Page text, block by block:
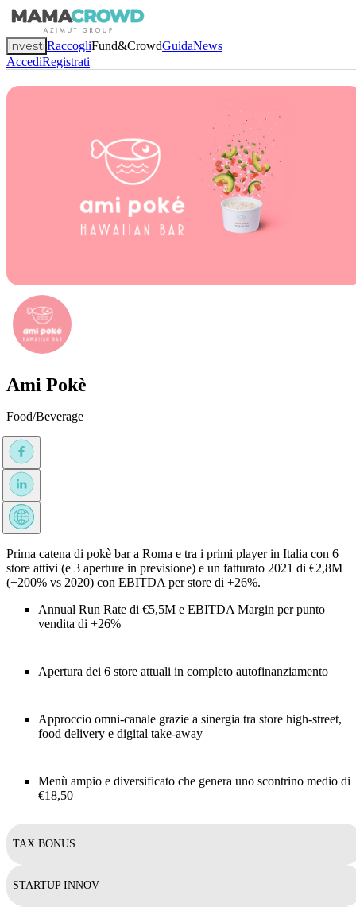
InvestiRaccogliFund&CrowdGuidaNews
AccediRegistrati
Ami Pokè
Food/Beverage
Prima catena di pokè bar a Roma e tra i primi player in Italia con 6
store attivi (e 3 aperture in previsione) e un fatturato 2021 di €2,8M
(+200% vs 2020) con EBITDA per store di +26%.
Annual Run Rate di €5,5M e EBITDA Margin per punto
vendita di +26%
Apertura dei 6 store attuali in completo autofinanziamento
Approccio omni-canale grazie a sinergia tra store high-street,
food delivery e digital take-away
Menù ampio e diversificato che genera uno scontrino medio di
€18,50
TAX BONUS
STARTUP INNOV